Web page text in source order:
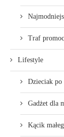
Traf
Lifestyle
Dzieciak po
Gadżet dla
Kącik